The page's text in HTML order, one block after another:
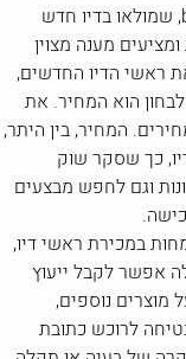
דיו אלה הינם ראשי הדיו המקוריים של brother, שמולאו בדיו חדש
מענה מצוין
ראשי הדיו החדשים,
הוא המחיר. את
המחיר, בין היתר,
כך שסקר שוק
וגם לחפש מבצעים
במכירת ראשי דיו,
אפשר לקבל ייעוץ
מוצרים נוספים,
לרוכש כתובת